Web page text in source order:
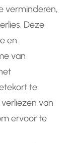
verminderen,
Deze
en
van
te
van
ervoor te